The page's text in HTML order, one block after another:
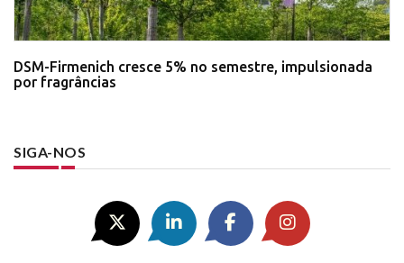
DSM-Firmenich cresce 5% no semestre, impulsionada
por fragrâncias
SIGA-NOS